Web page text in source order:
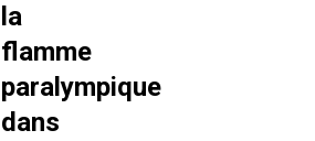
la
flamme
paralympique
dans